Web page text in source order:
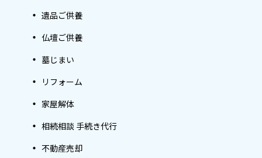
遺品ご供養
仏壇ご供養
墓じまい
リフォーム
家屋解体
相続相談 手続き代行
不動産売却